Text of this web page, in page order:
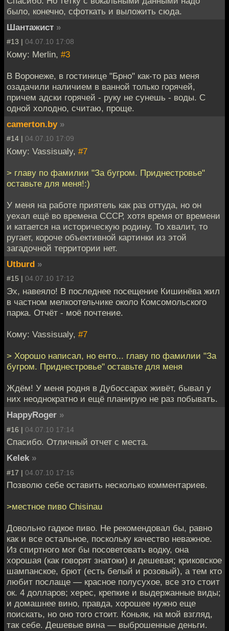
было, конечно, сфоткать и выложить сюда.
Шантажист »
#13 | 04.07.10 17:08
Кому: Merlin, #3
В Воронеже, в гостинице "Брно" как-то раз меня
озадачили наличием в ванной только горячей,
причем адски горячей - руку не сунешь - воды. С
одной холодно, считаю, проще.
camerton.by »
#14 | 04.07.10 17:09
Кому: Vassisualy, #7
> главу по фамилии "За бугром. Приднестровье"
оставьте для меня!:)
У меня на работе приятель как раз оттуда, но он
уехал ещё во времена СССР, хотя время от времени
и катается на историческую родину. То хвалит, то
ругает, короче объективной картинки из этой
загадочной территории нет.
Utburd »
#15 | 04.07.10 17:12
Эх, навеяло! В последнее посещение Кишинёва жил
в частном мелкоотельчике около Комсомольского
парка. Отчёт - моё почтение.
Кому: Vassisualy, #7
> Хорошо написал, но енто... главу по фамилии "За
бугром. Приднестровье" оставьте для меня
Ждём! У меня родня в Дубоссарах живёт, бывал у
них неоднократно и ещё планирую не раз побывать.
HappyRoger »
#16 | 04.07.10 17:14
Спасибо. Отличный отчет с места.
Kelek »
#17 | 04.07.10 17:16
Позволю себе оставить несколько комментариев.
>местное пиво Chisinau
Довольно гадкое пиво. Не рекомендовал бы, равно
как и все остальное, поскольку качество неважное.
Из спиртного мог бы посоветовать водку, она
хорошая (как говорят знатоки) и дешевая; криковское
шампанское, брют (есть белый и розовый), а тем кто
любит послаще — красное полусухое, все это стоит
ок. 4 долларов; херес, крепкие и выдержанные виды;
и домашнее вино, правда, хорошее нужно еще
поискать, но оно того стоит. Коньяк, на мой взгляд,
так себе. Дешевые вина — выброшенные деньги.